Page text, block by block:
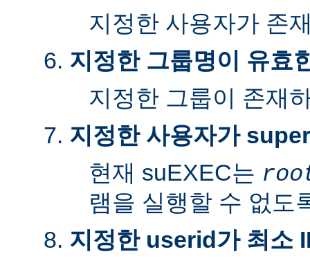
지정한 사용자가 존
지정한 그룹명이 유효
지정한 그룹이 존재
지정한 사용자가
현재 suEXEC는
램을 실행할 수 없도
지정한 userid가 최소